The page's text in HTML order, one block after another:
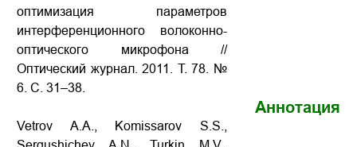
оптимизация параметров
интерференционного волоконно-
оптического микрофона //
Оптический журнал. 2011. Т. 78. №
6. С. 31–38.
Vetrov A.A., Komissarov S.S.,
Аннотация